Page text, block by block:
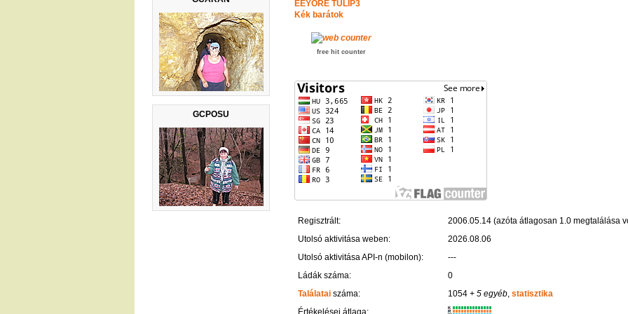
GCPOSU
EEYORE TULIP3
Kék barátok
free hit counter
Regisztrált:
2006.05.14 (azóta átlagosan 1.0 megtalálása
Utolsó aktivitása weben:
2026.08.06
Utolsó aktivitása API-n (mobilon):
---
Ládák száma:
0
Találatai száma: 1054+ 5 egyéb, statisztika
Értékelései átlaga:
K
R